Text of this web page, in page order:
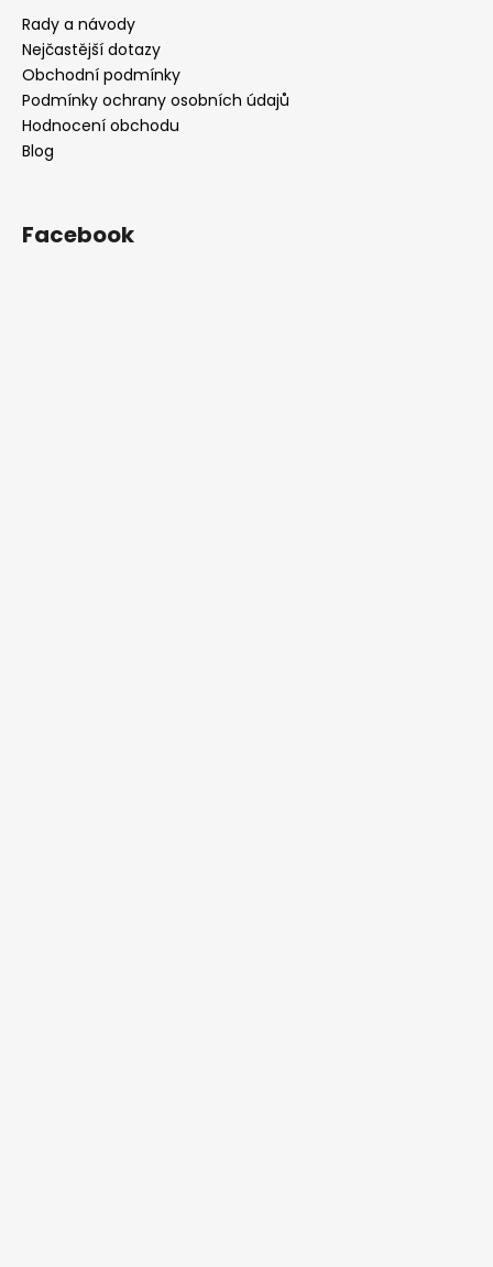
Rady a návody
Nejčastější dotazy
Obchodní podmínky
Podmínky ochrany osobních údajů
Hodnocení obchodu
Blog
Facebook